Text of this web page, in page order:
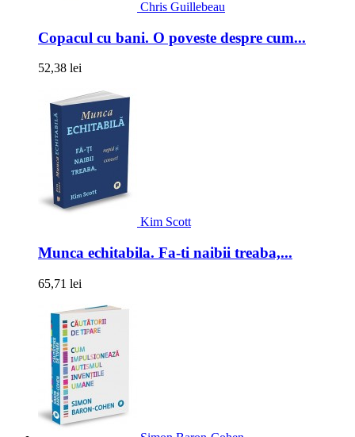
Chris Guillebeau
Copacul cu bani. O poveste despre cum...
52,38 lei
Kim Scott
Munca echitabila. Fa-ti naibii treaba,...
65,71 lei